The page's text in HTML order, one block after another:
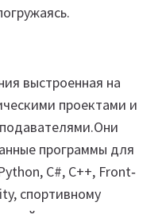
выстроенная на
проектами и
программы для
C#, C++, Front‑
спортивному